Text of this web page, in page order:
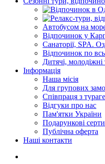
Автобусом на
Відпочинок у
Санаторії, SPA.
Відпочинок по
Дитячі,
Інформація
Наша місія
Для групових
Співпраця з
Відгуки про нас
Пам'ятки України
Подарункові
Публічна оферта
Наші контакти